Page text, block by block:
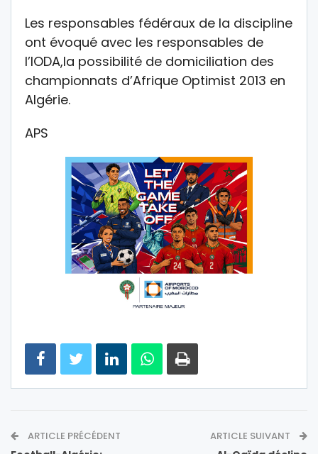
Les responsables fédéraux de la discipline
ont évoqué avec les responsables de
l’IODA,la possibilité de domiciliation des
championnats d’Afrique Optimist 2013 en
Algérie.
APS
ARTICLE PRÉCÉDENT ARTICLE SUIVANT